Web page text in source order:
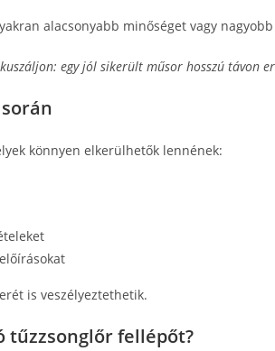
alacsonyabb minőséget vagy
egy jól sikerült műsor hosszú távon
könnyen elkerülhetők lennének:
is veszélyeztethetik.
tűzzsonglőr fellépőt?